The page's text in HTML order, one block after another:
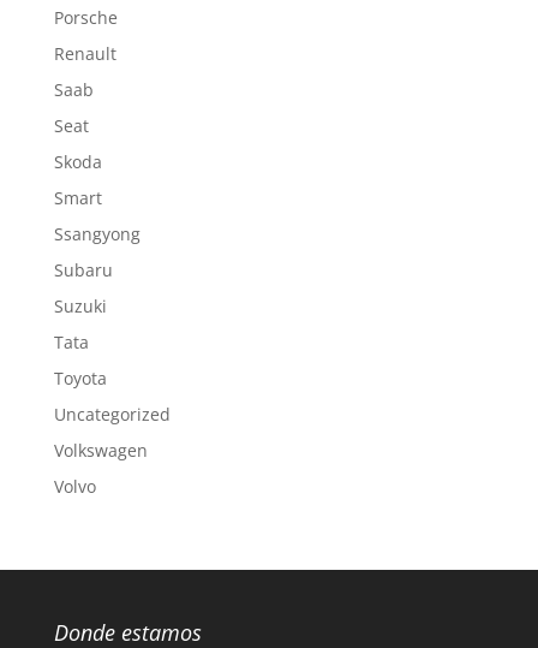
Porsche
Renault
Saab
Seat
Skoda
Smart
Ssangyong
Subaru
Suzuki
Tata
Toyota
Uncategorized
Volkswagen
Volvo
Donde estamos